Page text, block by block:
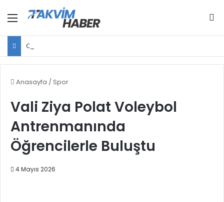
Menü
Cumhurbaşkanı Erdoğan, Bahçeli ile bir araya gelecek
Anasayfa / Spor
Vali Ziya Polat Voleybol
Antrenmanında
Öğrencilerle Buluştu
4 Mayıs 2026